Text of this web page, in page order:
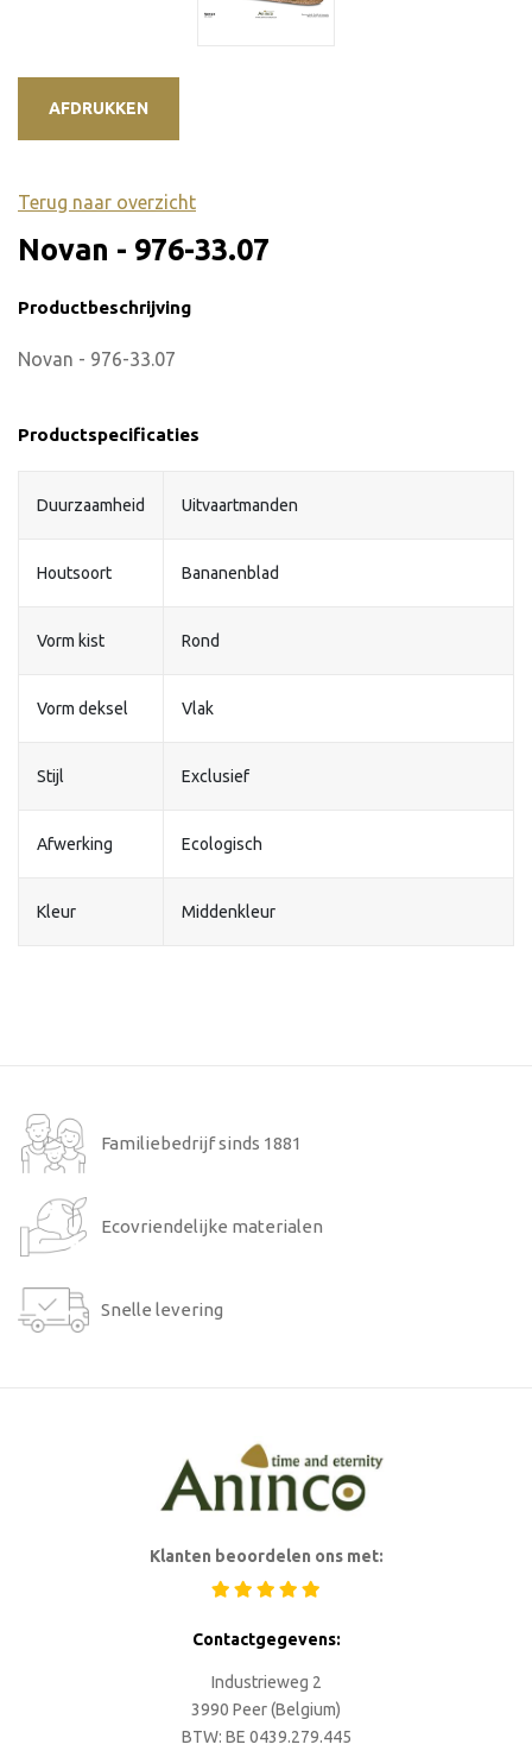
AFDRUKKEN
Terug naar overzicht
Novan - 976-33.07
Productbeschrijving
Novan - 976-33.07
Productspecificaties
Duurzaamheid Uitvaartmanden
Houtsoort Bananenblad
Vorm kist Rond
Vorm deksel Vlak
Stijl Exclusief
Afwerking Ecologisch
Kleur Middenkleur
Familiebedrijf sinds 1881
Ecovriendelijke materialen
Snelle levering
Klanten beoordelen ons met:
Contactgegevens:
Industrieweg 2
3990 Peer (Belgium)
BTW: BE 0439.279.445